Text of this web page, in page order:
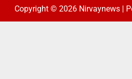
Copyright © 2026 Nirvaynews |